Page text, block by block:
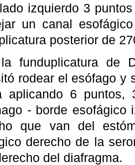
izquierdo 3
un canal
posterior de
funduplicatura de
rodear el esófago y
aplicando 6 puntos,
- borde
que van del
derecho de la
del diafragma.